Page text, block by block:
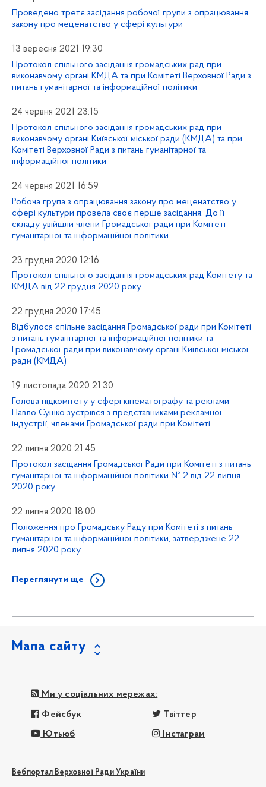
Проведено третє засідання робочої групи з опрацювання
закону про меценатство у сфері культури
13 вересня 2021 19:30
Протокол спільного засідання громадських рад при
виконавчому органі КМДА та при Комітеті Верховної Ради з
питань гуманітарної та інформаційної політики
24 червня 2021 23:15
Протокол спільного засідання громадських рад при
виконавчому органі Київської міської ради (КМДА) та при
Комітеті Верховної Ради з питань гуманітарної та
інформаційної політики
24 червня 2021 16:59
Робоча група з опрацювання закону про меценатство у
сфері культури провела своє перше засідання. До її
складу увійшли члени Громадської ради при Комітеті
гуманітарної та інформаційної політики
23 грудня 2020 12:16
Протокол спільного засідання громадських рад Комітету та
КМДА від 22 грудня 2020 року
22 грудня 2020 17:45
Відбулося спільне засідання Громадської ради при Комітеті
з питань гуманітарної та інформаційної політики та
Громадської ради при виконавчому органі Київської міської
ради (КМДА)
19 листопада 2020 21:30
Голова підкомітету у сфері кінематографу та реклами
Павло Сушко зустрівся з представниками рекламної
індустрії, членами Громадської ради при Комітеті
22 липня 2020 21:45
Протокол засідання Громадської Ради при Комітеті з питань
гуманітарної та інформаційної політики № 2 від 22 липня
2020 року
22 липня 2020 18:00
Положення про Громадську Раду при Комітеті з питань
гуманітарної та інформаційної політики, затверджене 22
липня 2020 року
Переглянути ще
Мапа сайту
Ми у соціальних мережах:
Фейсбук Твіттер
Ютьюб Інстаграм
Вебпортал Верховної Ради України